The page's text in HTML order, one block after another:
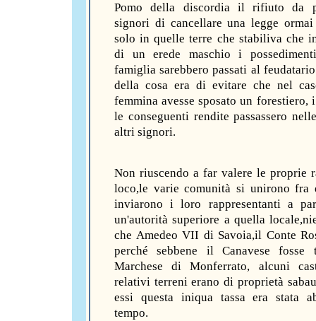
Pomo della discordia il rifiuto da
signori di cancellare una legge ormai
solo in quelle terre che stabiliva che
di un erede maschio i
famiglia sarebbero passati al
della cosa era di evitare che nel
femmina avesse sposato un forestiero,
le conseguenti rendite passassero
altri signori.
Non riuscendo a far valere le proprie
loco,le varie comunità si unirono fra
inviarono i loro rappresentanti a
un'autorità superiore a quella
che Amedeo VII di Savoia,il Conte
perché sebbene il Canavese fosse
Marchese di Monferrato, alcuni
relativi terreni erano di proprietà
essi questa iniqua tassa era stata
tempo.